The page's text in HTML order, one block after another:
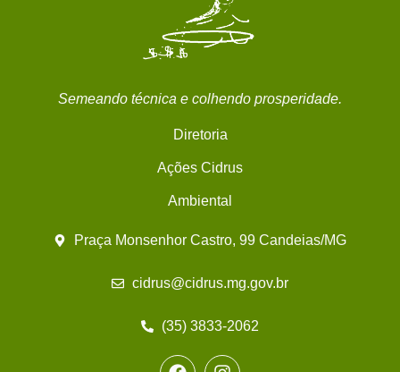
Semeando técnica e colhendo prosperidade.
Diretoria
Ações Cidrus
Ambiental
Praça Monsenhor Castro, 99 Candeias/MG
cidrus@cidrus.mg.gov.br
(35) 3833-2062